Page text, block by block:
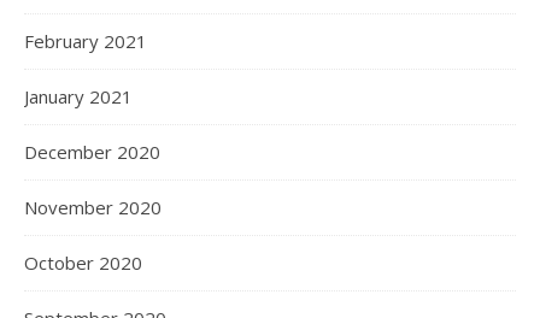
February 2021
January 2021
December 2020
November 2020
October 2020